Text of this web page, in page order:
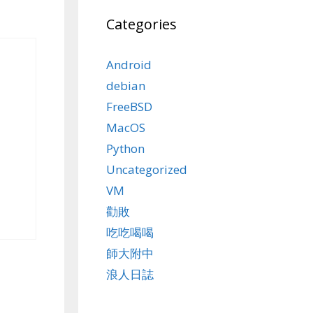
Categories
Android
debian
FreeBSD
MacOS
Python
Uncategorized
VM
勸敗
吃吃喝喝
師大附中
浪人日誌